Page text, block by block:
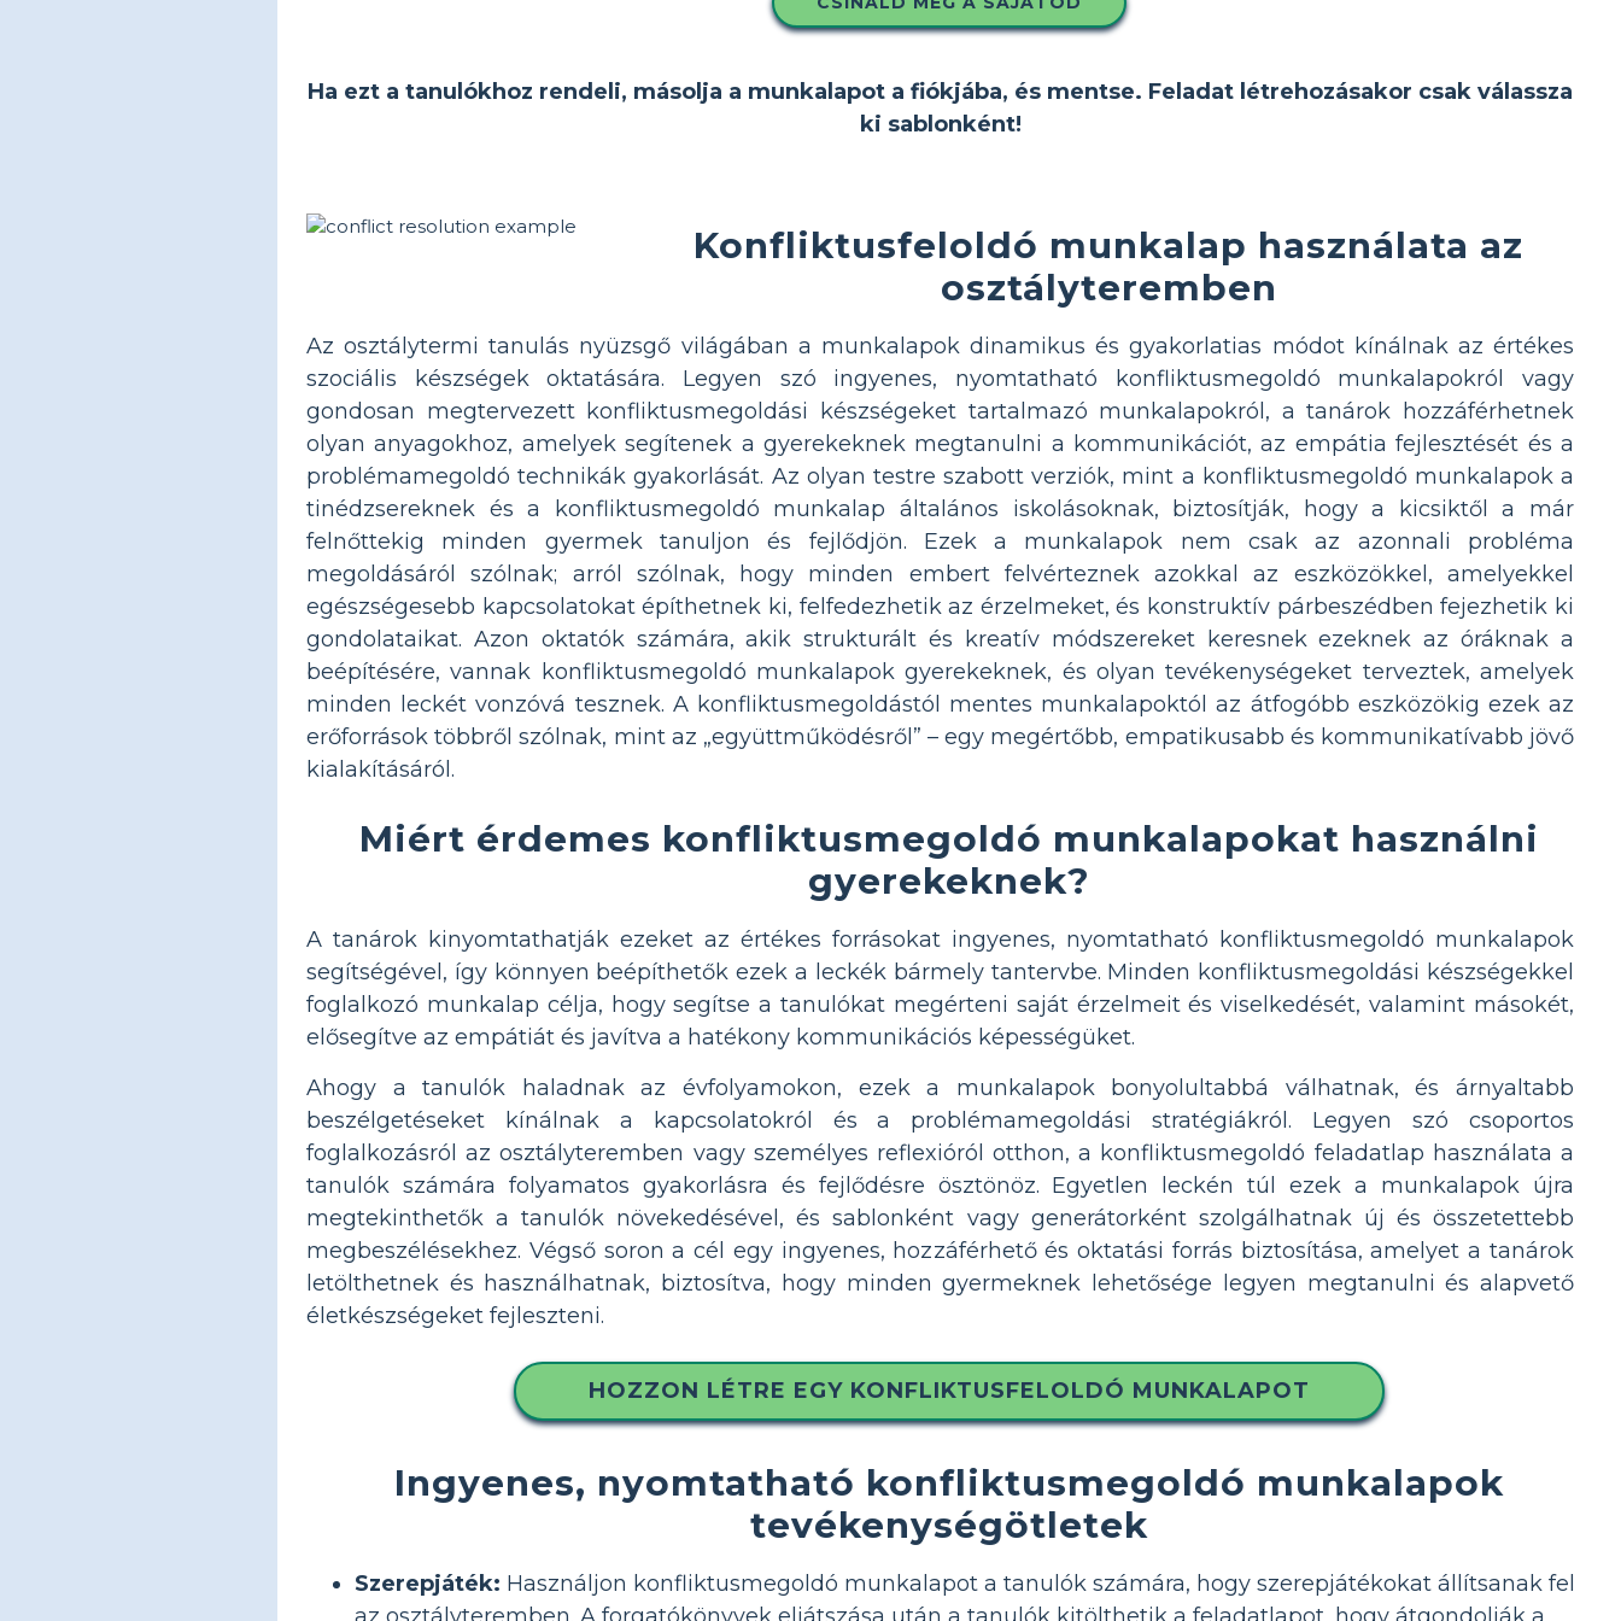
Ha ezt a tanulókhoz rendeli, másolja a munkalapot a fiókjába, és mentse. Feladat létrehozásakor csak válassza
ki sablonként!
Konfliktusfeloldó munkalap használata az
osztályteremben
Az osztálytermi tanulás nyüzsgő világában a munkalapok dinamikus és gyakorlatias módot kínálnak az értékes
szociális készségek oktatására. Legyen szó ingyenes, nyomtatható konfliktusmegoldó munkalapokról vagy
gondosan megtervezett konfliktusmegoldási készségeket tartalmazó munkalapokról, a tanárok hozzáférhetnek
olyan anyagokhoz, amelyek segítenek a gyerekeknek megtanulni a kommunikációt, az empátia fejlesztését és a
problémamegoldó technikák gyakorlását. Az olyan testre szabott verziók, mint a konfliktusmegoldó munkalapok a
tinédzsereknek és a konfliktusmegoldó munkalap általános iskolásoknak, biztosítják, hogy a kicsiktől a már
felnőttekig minden gyermek tanuljon és fejlődjön. Ezek a munkalapok nem csak az azonnali probléma
megoldásáról szólnak; arról szólnak, hogy minden embert felvérteznek azokkal az eszközökkel, amelyekkel
egészségesebb kapcsolatokat építhetnek ki, felfedezhetik az érzelmeket, és konstruktív párbeszédben fejezhetik ki
gondolataikat. Azon oktatók számára, akik strukturált és kreatív módszereket keresnek ezeknek az óráknak a
beépítésére, vannak konfliktusmegoldó munkalapok gyerekeknek, és olyan tevékenységeket terveztek, amelyek
minden leckét vonzóvá tesznek. A konfliktusmegoldástól mentes munkalapoktól az átfogóbb eszközökig ezek az
erőforrások többről szólnak, mint az „együttműködésről” – egy megértőbb, empatikusabb és kommunikatívabb jövő
kialakításáról.
Miért érdemes konfliktusmegoldó munkalapokat használni
gyerekeknek?
A tanárok kinyomtathatják ezeket az értékes forrásokat ingyenes, nyomtatható konfliktusmegoldó munkalapok
segítségével, így könnyen beépíthetők ezek a leckék bármely tantervbe. Minden konfliktusmegoldási készségekkel
foglalkozó munkalap célja, hogy segítse a tanulókat megérteni saját érzelmeit és viselkedését, valamint másokét,
elősegítve az empátiát és javítva a hatékony kommunikációs képességüket.
Ahogy a tanulók haladnak az évfolyamokon, ezek a munkalapok bonyolultabbá válhatnak, és árnyaltabb
beszélgetéseket kínálnak a kapcsolatokról és a problémamegoldási stratégiákról. Legyen szó csoportos
foglalkozásról az osztályteremben vagy személyes reflexióról otthon, a konfliktusmegoldó feladatlap használata a
tanulók számára folyamatos gyakorlásra és fejlődésre ösztönöz. Egyetlen leckén túl ezek a munkalapok újra
megtekinthetők a tanulók növekedésével, és sablonként vagy generátorként szolgálhatnak új és összetettebb
megbeszélésekhez. Végső soron a cél egy ingyenes, hozzáférhető és oktatási forrás biztosítása, amelyet a tanárok
letölthetnek és használhatnak, biztosítva, hogy minden gyermeknek lehetősége legyen megtanulni és alapvető
életkészségeket fejleszteni.
HOZZON LÉTRE EGY KONFLIKTUSFELOLDÓ MUNKALAPOT
Ingyenes, nyomtatható konfliktusmegoldó munkalapok
tevékenységötletek
Szerepjáték: Használjon konfliktusmegoldó munkalapot a tanulók számára, hogy szerepjátékokat állítsanak fel